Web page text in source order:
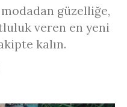
güzelliğe,
veren en yeni
kalın.